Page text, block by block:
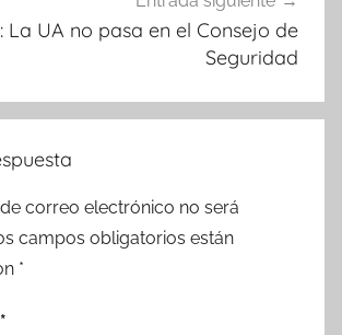
La UA no pasa en el Consejo de
Seguridad
correo electrónico no será
campos obligatorios están
*
*